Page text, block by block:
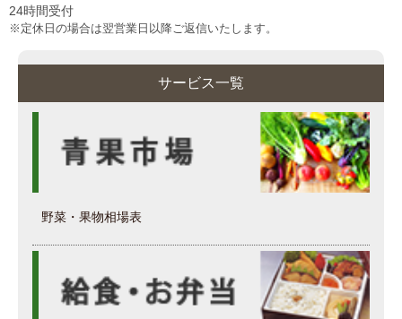
24時間受付
※定休日の場合は翌営業日以降ご返信いたします。
サービス一覧
野菜・果物相場表